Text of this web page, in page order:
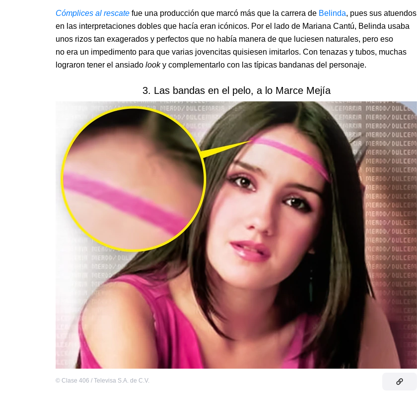
Cómplices al rescate fue una producción que marcó más que la carrera de Belinda, pues sus atuendos
en las interpretaciones dobles que hacía eran icónicos. Por el lado de Mariana Cantú, Belinda usaba
unos rizos tan exagerados y perfectos que no había manera de que luciesen naturales, pero eso
no era un impedimento para que varias jovencitas quisiesen imitarlos. Con tenazas y tubos, muchas
lograron tener el ansiado looky complementarlo con las típicas bandanas del personaje.
3. Las bandas en el pelo, a lo Marce Mejía
© Clase 406 / Televisa S.A. de C.V.